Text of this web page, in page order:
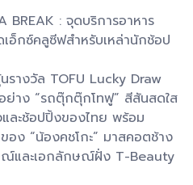
: จุดบริการอาหาร
อ็กซ์คลูซีฟสำหรับเหล่านักช้อป
รางวัล TOFU Lucky Draw
ย่าง “รถตุ๊กตุ๊กโทฟู” สีสันสดใส
ะช้อปปิ้งของไทย พร้อม
ง “น้องคชโกะ” มาสคอตช้าง
และเอกลักษณ์ฝั่ง T-Beauty